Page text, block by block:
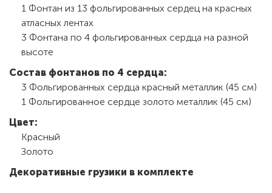
1 Фонтан из 13 фольгированных сердец на красных
атласных лентах
3 Фонтана по 4 фольгированных сердца на разной
высоте
Состав фонтанов по 4 сердца:
3 Фольгированных сердца красный металлик (45 см)
1 Фольгированное сердце золото металлик (45 см)
Цвет:
Красный
Золото
Декоративные грузики в комплекте